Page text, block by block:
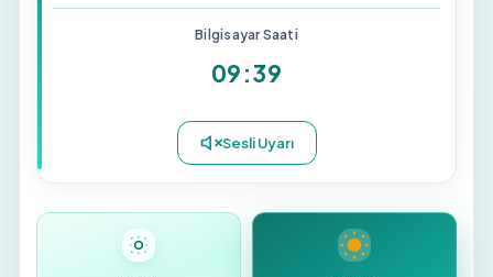
Bilgisayar Saati
09:39